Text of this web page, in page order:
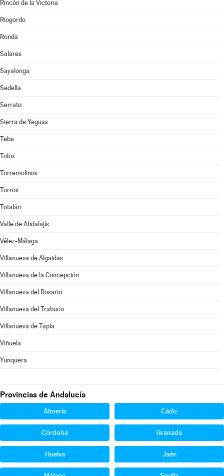
Rincón de la Victoria
Riogordo
Ronda
Salares
Sayalonga
Sedella
Serrato
Sierra de Yeguas
Teba
Tolox
Torremolinos
Torrox
Totalán
Valle de Abdalajís
Vélez-Málaga
Villanueva de Algaidas
Villanueva de la Concepción
Villanueva del Rosario
Villanueva del Trabuco
Villanueva de Tapia
Viñuela
Yunquera
Provincias de Andalucía
Almería Cádiz
Córdoba Granada
Huelva Jaén